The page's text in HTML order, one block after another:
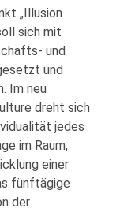
„Illusion
sich mit
und
und
Im neu
dreht sich
jedes
im Raum,
einer
fünftägige
der